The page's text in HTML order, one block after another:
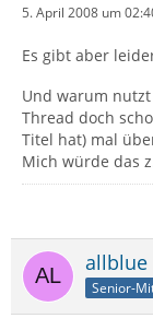
5. April 2008 um
Es gibt aber
Und warum
Thread doch
Titel hat) mal
Mich würde das
allblue
Senior-